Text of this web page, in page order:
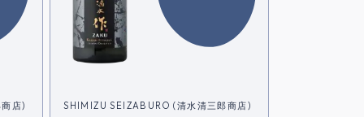
店) SHIMIZU SEIZABURO (清水清三郎商店)